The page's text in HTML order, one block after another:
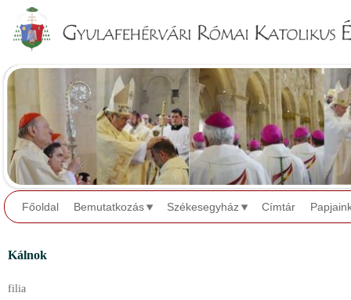
Főoldal Bemutatkozás Székesegyház Címtár
Kálnok
filia